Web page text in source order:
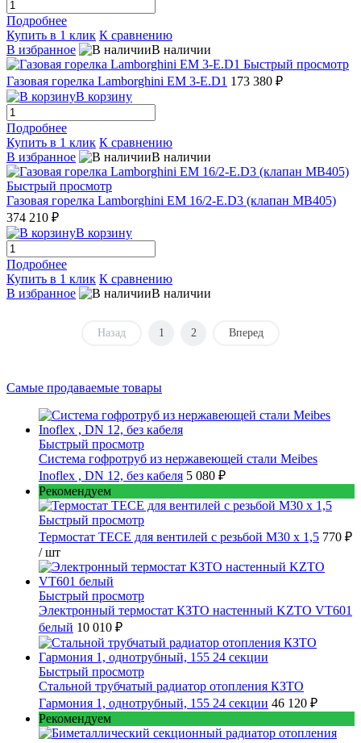
Подробнее
Купить в 1 клик К сравнению
В избранное
В наличии
Быстрый просмотр
Газовая горелка Lamborghini EM 3-E.D1 173 380 ₽
В корзину
Подробнее
Купить в 1 клик К сравнению
В избранное
В наличии
Быстрый просмотр
Газовая горелка Lamborghini EM 16/2-E.D3 (клапан MB405)
374 210 ₽
В корзину
Подробнее
Купить в 1 клик К сравнению
В избранное
В наличии
Назад 1 2 Вперед
Самые продаваемые товары
Быстрый просмотр
Cистема гофротруб из нержавеющей стали Meibes
Inoflex , DN 12, без кабеля 5 080 ₽
Рекомендуем
Быстрый просмотр
Термостат TECE для вентилей с резьбой М30 х 1,5 770 ₽
/ шт
Быстрый просмотр
Электронный термостат КЗТО настенный KZTO VT601
белый 10 010 ₽
Быстрый просмотр
Стальной трубчатый радиатор отопления КЗТО
Гармония 1, однотрубный, 155 24 секции 46 120 ₽
Рекомендуем